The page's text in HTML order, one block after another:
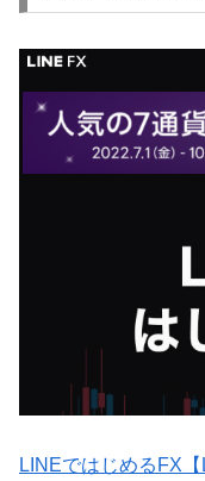
LINEではじめるFX【